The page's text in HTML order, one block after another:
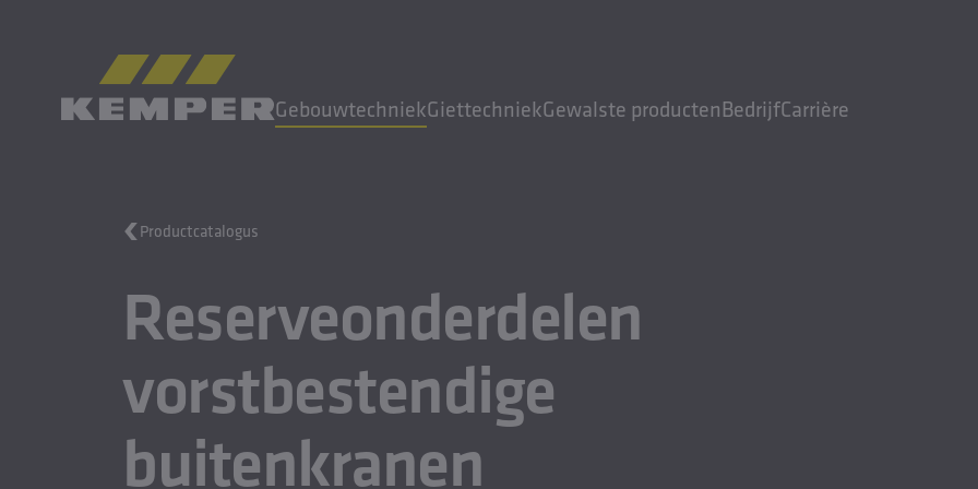
GebouwtechniekGiettechniekGewalste productenBedrijfCarrière
MENU
Giettechniek
Gewalste producten
Carrière
NL| NL Taalwisselaar
Productcatalogus
Reserveonderdelen
vorstbestendige
buitenkranen